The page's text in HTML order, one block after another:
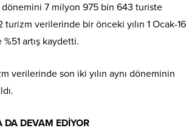
dönemini 7 milyon 975 bin 643 turiste
verilerinde bir önceki yılın 1 Ocak-16
artış kaydetti.
verilerinde son iki yılın aynı döneminin
DA DEVAM EDİYOR